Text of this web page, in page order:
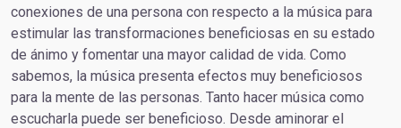
conexiones de una persona con respecto a la música para
estimular las transformaciones beneficiosas en su estado
de ánimo y fomentar una mayor calidad de vida. Como
sabemos, la música presenta efectos muy beneficiosos
para la mente de las personas. Tanto hacer música como
escucharla puede ser beneficioso. Desde aminorar el